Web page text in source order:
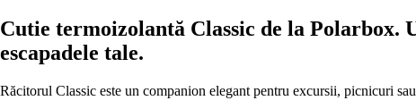
Cutie termoizolantă Classic de la Polarbox.
escapadele tale.
Răcitorul Classic este un companion elegant pentru excursii, picnicuri